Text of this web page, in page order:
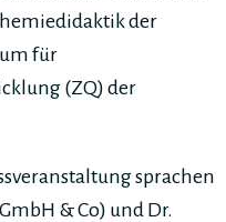
der
für
(ZQ) der
sprachen
& Co) und Dr.